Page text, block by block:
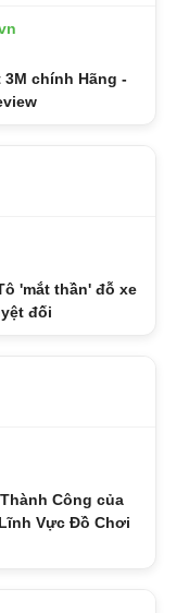
chính Hãng -
'mắt thần' đỗ xe
đối
Công của
Vực Đồ Chơi